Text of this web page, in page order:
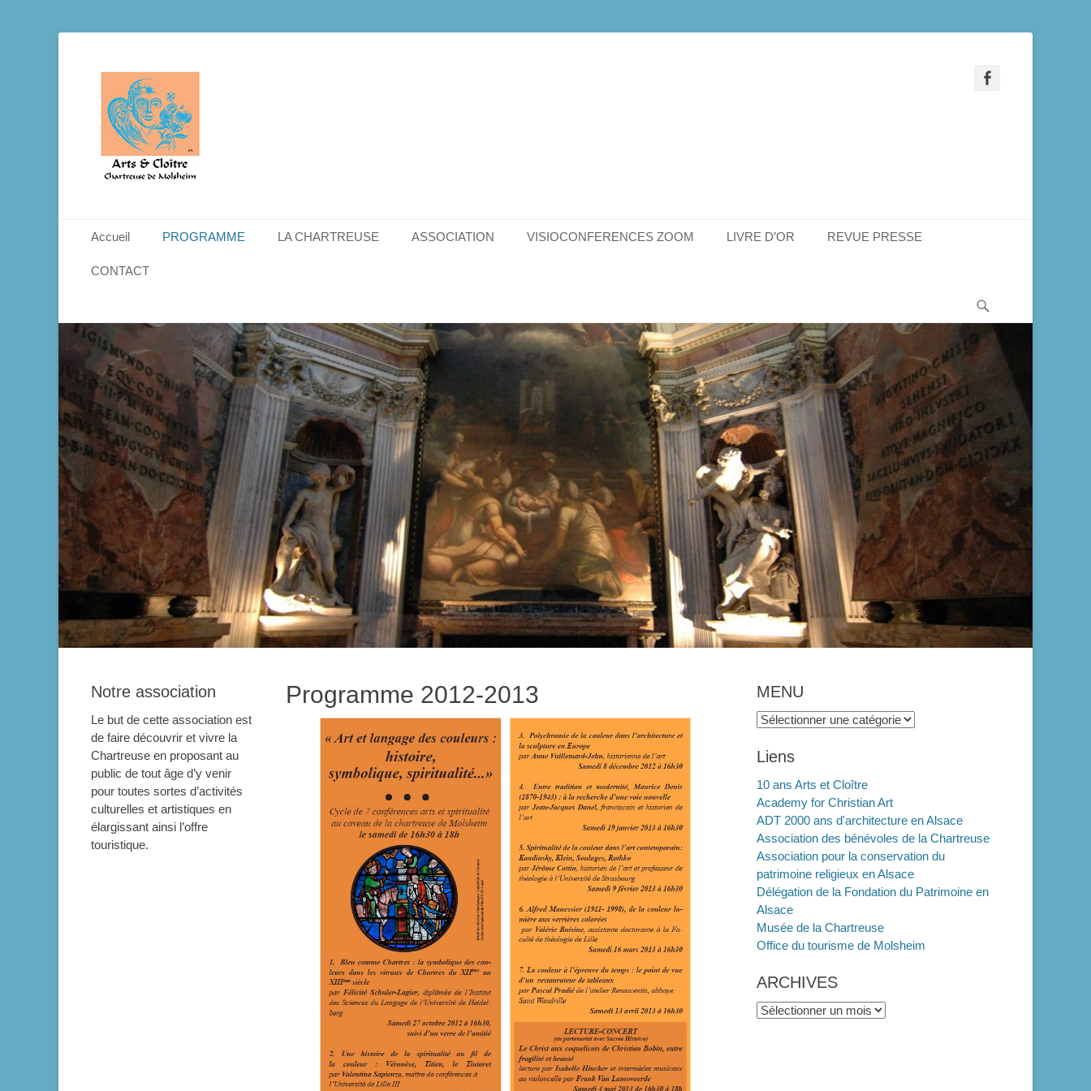
Menu principal
contenu
Accueil PROGRAMME LA CHARTREUSE ASSOCIATION VISIOCONFERENCES ZOOM LIVRE D’OR REVUE PRESSE
CONTACT
Programme 2012-2013 MENU
MENU
Liens
10 ans Arts et Cloître
Academy for Christian Art
ADT 2000 ans d'architecture en Alsace
Association des bénévoles de la Chartreuse
Association pour la conservation du
patrimoine religieux en Alsace
Délégation de la Fondation du Patrimoine en
Alsace
Musée de la Chartreuse
Office du tourisme de Molsheim
ARCHIVES
ARCHIVES
Notre association
Le but de cette association est
de faire découvrir et vivre la
Chartreuse en proposant au
public de tout âge d’y venir
pour toutes sortes d’activités
culturelles et artistiques en
élargissant ainsi l’offre
touristique.